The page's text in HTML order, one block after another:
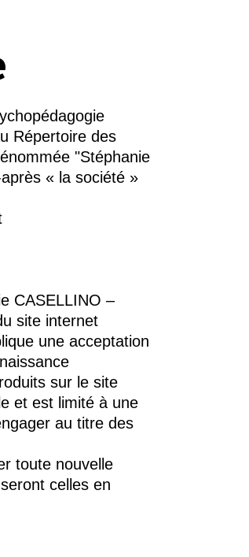
Répertoire des
"Stéphanie
« la société »
CASELLINO –
site internet
une acceptation
sur le site
et est limité à une
au titre des
toute nouvelle
celles en